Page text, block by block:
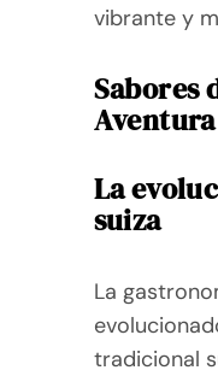
vibrante y
Sabores
La
suiza
La
tradicional